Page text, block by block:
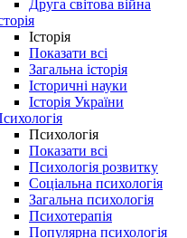
Друга світова війна
Історія
Показати всі
Загальна історія
Історичні науки
Історія України
Психологія
Показати всі
Психологія розвитку
Соціальна психологія
Загальна психологія
Психотерапія
Популярна психологія